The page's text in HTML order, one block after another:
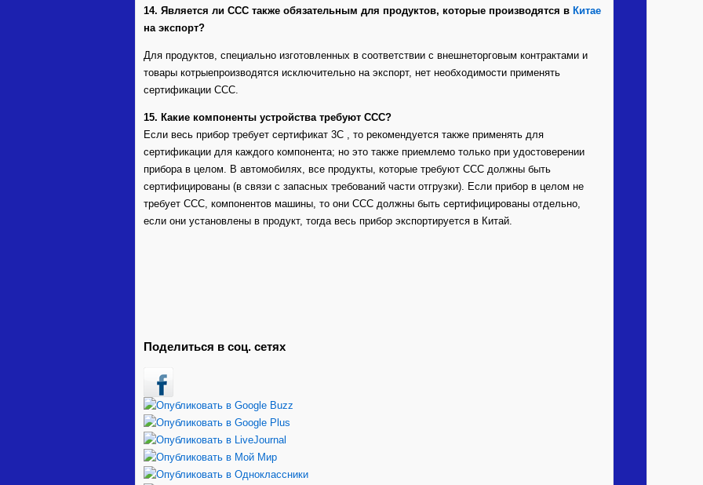
14. Является ли CCC также обязательным для продуктов, которые производятся в Китае
на экспорт?
Для продуктов, специально изготовленных в соответствии с внешнеторговым контрактами и
товары котрыепроизводятся исключительно на экспорт, нет необходимости применять
сертификации CCC.
15. Какие компоненты устройства требуют CCC?
Если весь прибор требует сертификат 3C , то рекомендуется также применять для
сертификации для каждого компонента; но это также приемлемо только при удостоверении
прибора в целом. В автомобилях, все продукты, которые требуют CCC должны быть
сертифицированы (в связи с запасных требований части отгрузки). Если прибор в целом не
требует CCC, компонентов машины, то они CCC должны быть сертифицированы отдельно,
если они установлены в продукт, тогда весь прибор экспортируется в Китай.
Поделиться в соц. сетях